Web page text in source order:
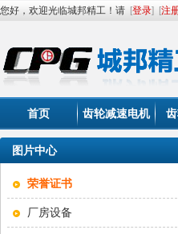
您好，欢迎光临城邦精工！请 [登录] [注
首页 齿轮减速电机
图片中心
荣誉证书
厂房设备